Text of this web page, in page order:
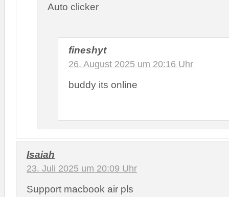
Auto clicker
fineshyt
26. August 2025 um 20:16 Uhr
buddy its online
Isaiah
23. Juli 2025 um 20:09 Uhr
Support macbook air pls